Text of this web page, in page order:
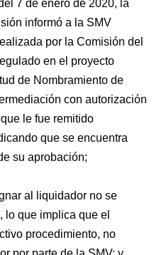
7 de enero de 2020, la
informó a la SMV
por la Comisión del
en el proyecto
de Nombramiento de
con autorización
le fue remitido
que se encuentra
su aprobación;
al liquidador no se
lo que implica que el
procedimiento, no